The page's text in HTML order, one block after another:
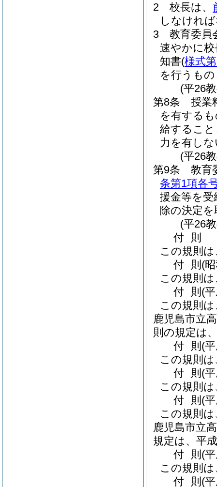
2
校長は、
しなけれ
3
教育委員
速やかに
知書(様式
を行うも
(平26
第8条
授業
を有する
給するこ
力を有し
(平26
第9条
教育
条第1項各
援金等を
除の決定
(平26
付 則
この規則
付 則 (
この規則
付 則 (
この規則
鹿児島市立
則の規定は
付 則 (
この規則
付 則 (
この規則
付 則 (
この規則
鹿児島市立
規定は、平
付 則 (
この規則
付 則 (